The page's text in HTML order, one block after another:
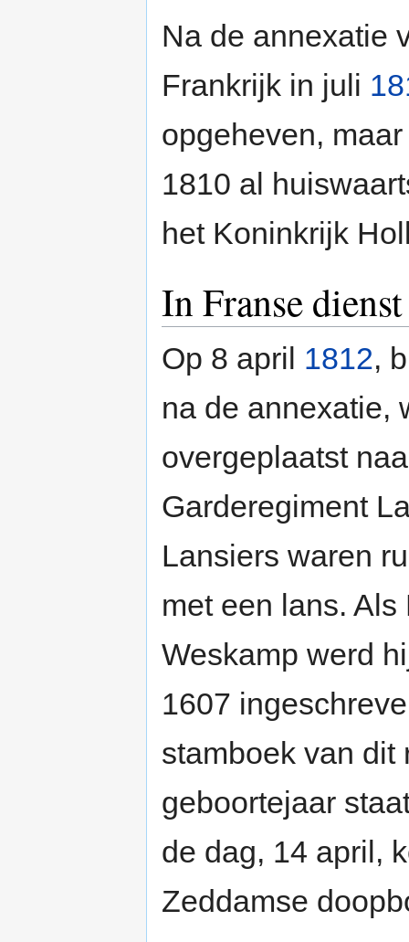
Na de annexatie
Frankrijk in juli
opgeheven,
1810 al
het Koninkrijk
In Franse dienst
Op 8 april 1812,
na de annexatie,
overgeplaatst
Garderegiment
Lansiers waren
met een lans. Als
Weskamp werd
1607
stamboek van dit
geboortejaar
de dag, 14 april,
Zeddamse